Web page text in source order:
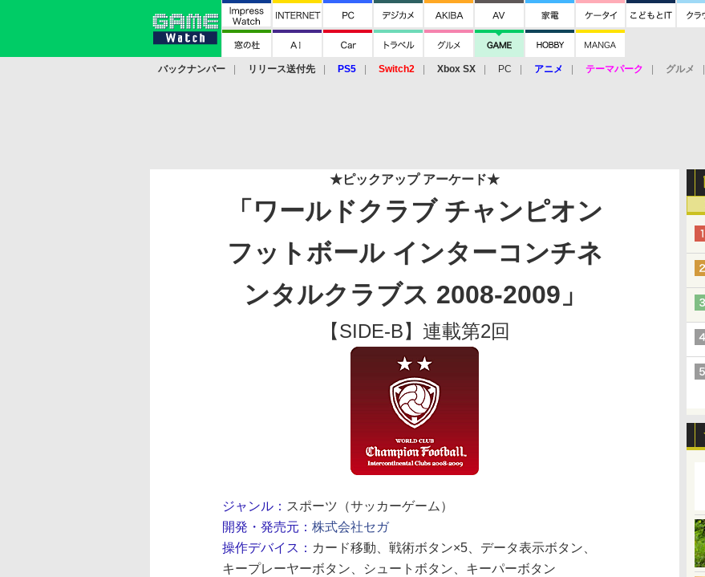
バックナンバー リリース送付先 PS5 Switch2 Xbox SX PC アニメ テーマパーク グルメ
★ピックアップ アーケード★
「ワールドクラブ チャンピオン
フットボール インターコンチネ
ンタルクラブス 2008-2009」
【SIDE-B】連載第2回
ジャンル： スポーツ（サッカーゲーム）
開発・発売元： 株式会社セガ
操作デバイス： カード移動、戦術ボタン×5、データ表示ボタン、
キープレーヤーボタン、シュートボタン、キーパーボタン